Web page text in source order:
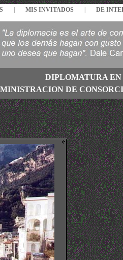
MIS INVITADOS DE
DIPLOMATURA EN
DE